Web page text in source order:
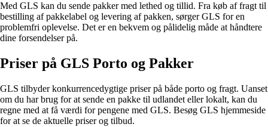
Med GLS kan du sende pakker med lethed og tillid. Fra køb af fragt til
bestilling af pakkelabel og levering af pakken, sørger GLS for en
problemfri oplevelse. Det er en bekvem og pålidelig måde at håndtere
dine forsendelser på.
Priser på GLS Porto og Pakker
GLS tilbyder konkurrencedygtige priser på både porto og fragt. Uanset
om du har brug for at sende en pakke til udlandet eller lokalt, kan du
regne med at få værdi for pengene med GLS. Besøg GLS hjemmeside
for at se de aktuelle priser og tilbud.